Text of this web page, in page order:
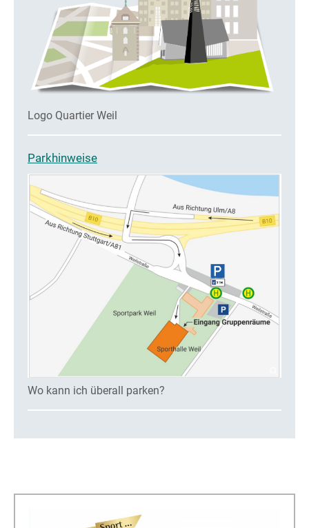
Logo Quartier Weil
Parkhinweise
Wo kann ich überall parken?